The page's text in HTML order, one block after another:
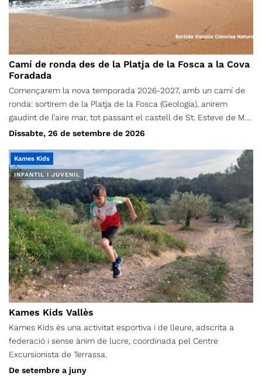
Camí de ronda des de la Platja de la Fosca a la Cova
Foradada
Començarem la nova temporada 2026-2027, amb un camí de
ronda: sortirem de la Platja de la Fosca (Geologia), anirem
gaudint de l’aire mar, tot passant el castell de St. Esteve de Mar
(Cultura), Pineda d’en Gori (flora), Cala S’Alquer (paisatge), Platja
cova Foradada (litoral) i una vegada visitat, desfarem el camí
per anar a fer un banyet (opcional) i dinarem a la Platja de la
Fosca (on hi ha més serveis). A un hora prudencial tornarem cap
casa. Aquesta sortida es per gaudir de la geologia i de la flora
de litoral, així com dels paisatges marins. Salut, flors i alguna
gavina!!!
Dissabte, 26 de setembre de 2026
INFANTIL I JUVENIL
Kames Kids
Kames Kids Vallès
Kames Kids és una activitat esportiva i de lleure, adscrita a
federació i sense ànim de lucre, coordinada pel Centre
Excursionista de Terrassa.
De setembre a juny